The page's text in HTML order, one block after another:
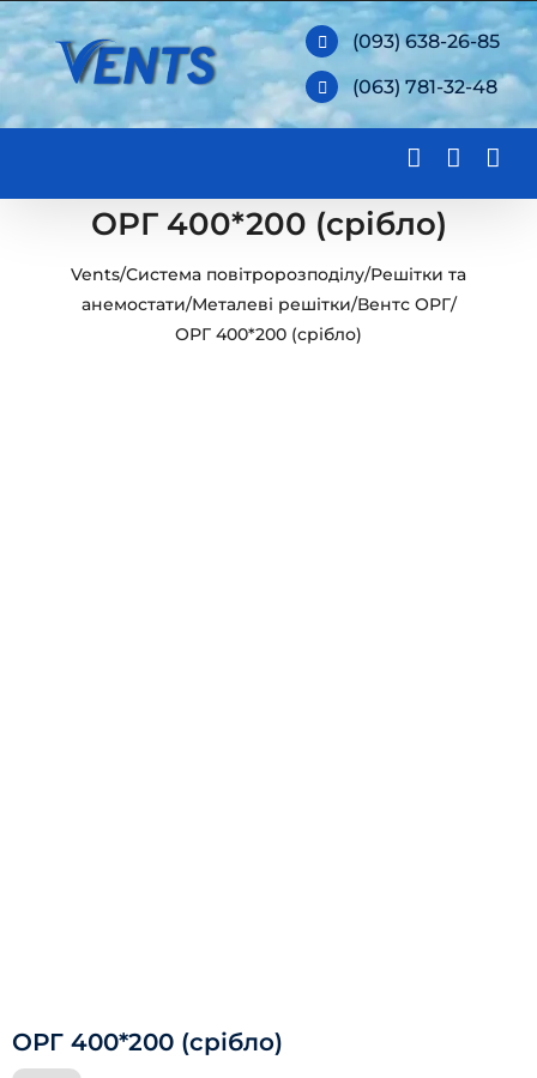
Skip
to
content
(093) 638-26-85
(063) 781-32-48
ОРГ 400*200 (срібло)
Vents/Система повітророзподілу/Решітки та
анемостати/Металеві решітки/Вентс ОРГ/
ОРГ 400*200 (срібло)
ОРГ 400*200 (срібло)